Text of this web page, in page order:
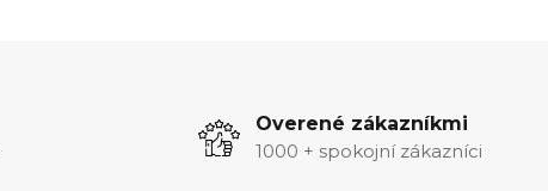
Overené zákazníkmi
1000 + spokojní zákazníci